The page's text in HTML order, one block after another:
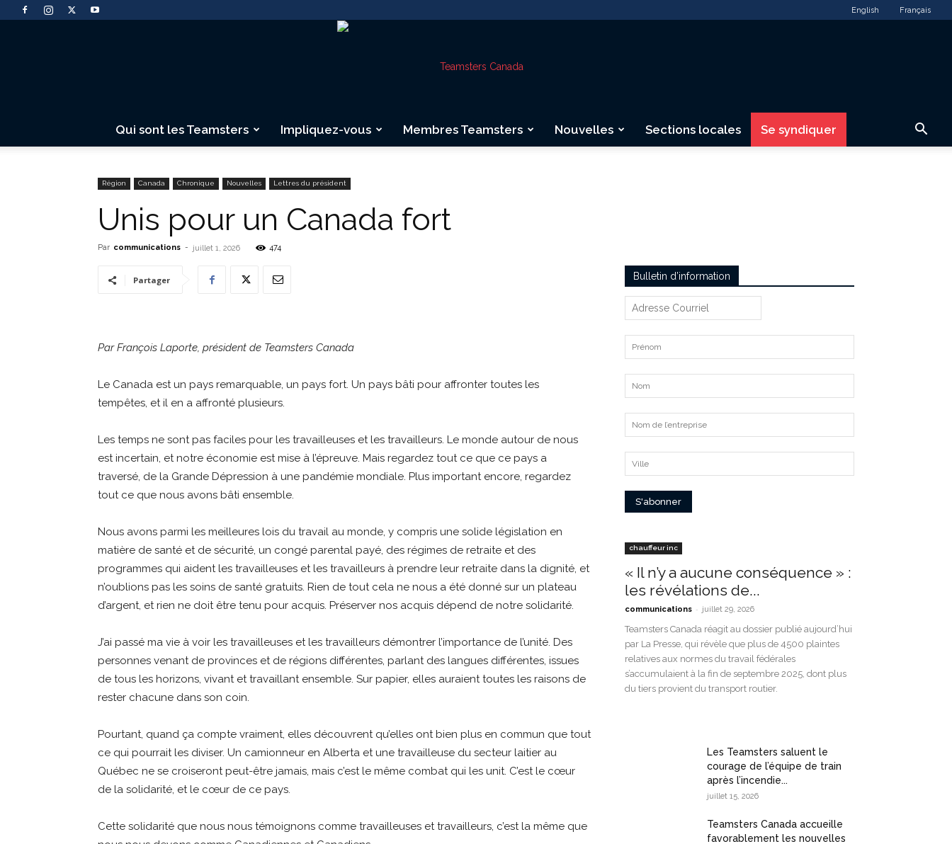
English Français
Qui sont les Teamsters Impliquez-vous Membres Teamsters Nouvelles Sections locales Se syndiquer
Région Canada Chronique Nouvelles Lettres du président
Unis pour un Canada fort
Par communications - juillet 1, 2026 474
Partager
Par François Laporte, président de Teamsters Canada
Le Canada est un pays remarquable, un pays fort. Un pays bâti pour affronter toutes les
tempêtes, et il en a affronté plusieurs.
Les temps ne sont pas faciles pour les travailleuses et les travailleurs. Le monde autour de nous
est incertain, et notre économie est mise à l’épreuve. Mais regardez tout ce que ce pays a
traversé, de la Grande Dépression à une pandémie mondiale. Plus important encore, regardez
tout ce que nous avons bâti ensemble.
Nous avons parmi les meilleures lois du travail au monde, y compris une solide législation en
matière de santé et de sécurité, un congé parental payé, des régimes de retraite et des
programmes qui aident les travailleuses et les travailleurs à prendre leur retraite dans la dignité, et
n’oublions pas les soins de santé gratuits. Rien de tout cela ne nous a été donné sur un plateau
d’argent, et rien ne doit être tenu pour acquis. Préserver nos acquis dépend de notre solidarité.
J’ai passé ma vie à voir les travailleuses et les travailleurs démontrer l’importance de l’unité. Des
personnes venant de provinces et de régions différentes, parlant des langues différentes, issues
de tous les horizons, vivant et travaillant ensemble. Sur papier, elles auraient toutes les raisons de
rester chacune dans son coin.
Pourtant, quand ça compte vraiment, elles découvrent qu’elles ont bien plus en commun que tout
ce qui pourrait les diviser. Un camionneur en Alberta et une travailleuse du secteur laitier au
Québec ne se croiseront peut-être jamais, mais c’est le même combat qui les unit. C’est le cœur
de la solidarité, et le cœur de ce pays.
Cette solidarité que nous nous témoignons comme travailleuses et travailleurs, c’est la même que
Bulletin d’information
chauffeur inc
« Il n’y a aucune conséquence » :
les révélations de...
communications - juillet 29, 2026
Teamsters Canada réagit au dossier publié aujourd’hui
par La Presse, qui révèle que plus de 4500 plaintes
relatives aux normes du travail fédérales
s’accumulaient à la fin de septembre 2025, dont plus
du tiers provient du transport routier.
Les Teamsters saluent le
courage de l’équipe de train
après l’incendie...
juillet 15, 2026
Teamsters Canada accueille
favorablement les nouvelles